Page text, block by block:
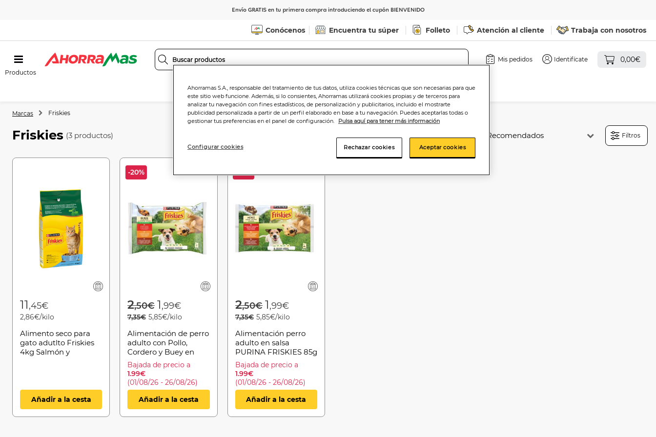
Envío GRATIS en tu primera compra introduciendo el cupón BIENVENIDO
Conócenos Encuentra tu súper Folleto Atención al cliente Trabaja con nosotros
Productos
Mis pedidos Identifícate 0,00€
Indicar CP Ver horarios de entrega
Marcas Friskies
Friskies (3 productos) Ordenar: Filtros
11,45€
2,86€/kilo
Alimento seco para
gato adutlto Friskies
4kg Salmón y
Añadir a la cesta
-20%
Price reduced from
2,50€to
1,99€
7,35€ 5,85€/kilo
Alimentación de perro
adulto con Pollo,
Cordero y Buey en
gelatina 4x85g
Bajada de precio a
1.99€
(01/08/26 - 26/08/26)
Añadir a la cesta
Price reduced from
2,50€to
1,99€
7,35€ 5,85€/kilo
Alimentación perro
adulto en salsa
PURINA FRISKIES 85g
P4 Buey-Pollo-
Cordero
Bajada de precio a
1.99€
(01/08/26 - 26/08/26)
Añadir a la cesta
Ahorramas S.A., responsable del tratamiento de tus datos, utiliza cookies técnicas que son necesarias para que
este sitio web funcione. Además, si lo consientes, Ahorramas utilizará cookies propias y de terceros para
analizar tu navegación con fines estadísticos, de personalización y publicitarios, incluido el mostrarte
publicidad personalizada a partir de un perfil elaborado en base a tu navegación. Puedes aceptarlas todas o
gestionar tus preferencias en el panel de configuración.
Pulsa aquí para tener más información
Configurar cookies Rechazar cookies Aceptar cookies